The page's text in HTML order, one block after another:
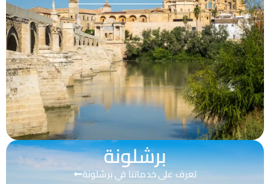
برشلونة
تعرف على خدماتنا في برشلونة